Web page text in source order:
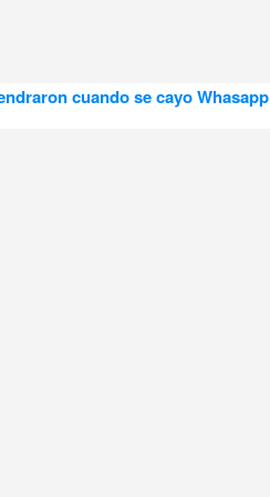
cuando se cayo Whasapp